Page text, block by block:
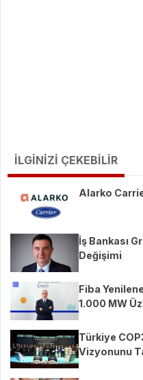
İLGİNİZİ ÇEKEBİLİR
Alarko
İş Bankası
Değişimi
Fiba
1.000 MW
Türkiye
Vizyonunu